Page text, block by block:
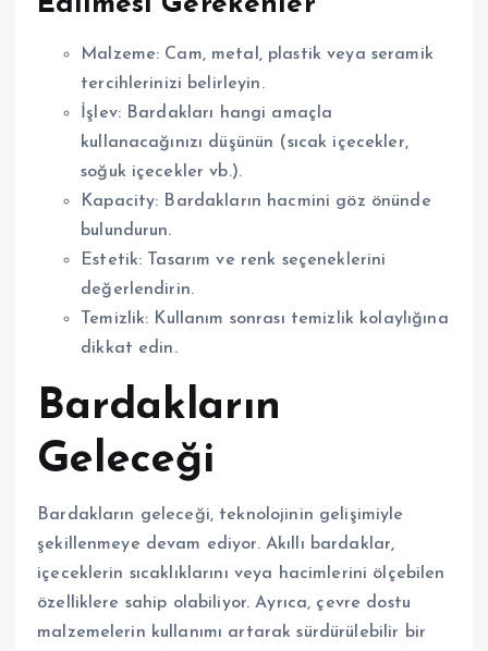
Malzeme: Cam, metal, plastik veya seramik
tercihlerinizi belirleyin.
İşlev: Bardakları hangi amaçla
kullanacağınızı düşünün (sıcak içecekler,
soğuk içecekler vb.).
Kapacity: Bardakların hacmini göz önünde
bulundurun.
Estetik: Tasarım ve renk seçeneklerini
değerlendirin.
Temizlik: Kullanım sonrası temizlik kolaylığına
dikkat edin.
Bardakların
Geleceği
Bardakların geleceği, teknolojinin gelişimiyle
şekillenmeye devam ediyor. Akıllı bardaklar,
içeceklerin sıcaklıklarını veya hacimlerini ölçebilen
özelliklere sahip olabiliyor. Ayrıca, çevre dostu
malzemelerin kullanımı artarak sürdürülebilir bir